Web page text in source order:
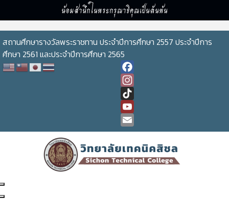
น้อมสำนึกในพระกรุณาธิคุณเป็นล้นพ้น
สถานศึกษารางวัลพระราชทาน ประจำปีการศึกษา 2557 ประจำปีการ
ศึกษา 2561 และประจำปีการศึกษา 2565
Facebook
Instagram
TikTok
YouTube
Channel
Email